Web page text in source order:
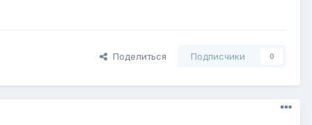
Поделиться Подписчики 0